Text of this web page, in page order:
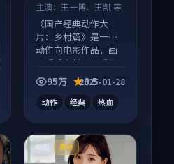
主演： 王一博、王凯 等
《国产经典动作大
片：乡村篇》是一部
动作向电影作品，画
面质感在线，配乐与
镜头配合度高。
95万 8.5
2025-01-28
动作 经典 热血
中国 高分